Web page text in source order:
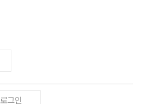
로그인